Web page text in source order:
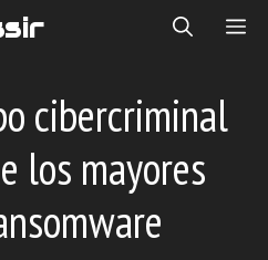
cibercriminal
los mayores